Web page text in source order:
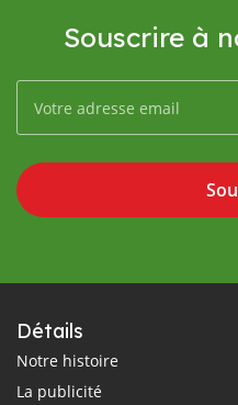
Souscrire à
Détails
Notre histoire
La publicité